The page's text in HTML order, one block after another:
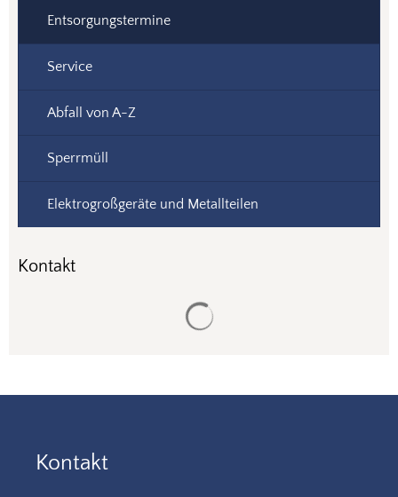
Entsorgungstermine
Service
Abfall von A-Z
Sperrmüll
Elektrogroßgeräte und Metallteilen
Kontakt
Kontakt